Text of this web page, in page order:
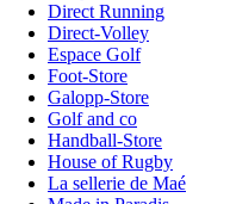
Direct Running
Direct-Volley
Espace Golf
Foot-Store
Galopp-Store
Golf and co
Handball-Store
House of Rugby
La sellerie de Maé